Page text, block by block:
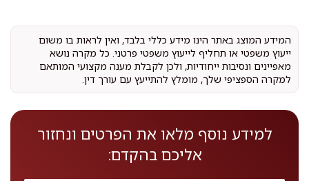
המידע המוצג באתר הינו מידע כללי בלבד, ואין לראות בו משום
ייעוץ משפטי או תחליף לייעוץ משפטי פרטני. כל מקרה נושא
מאפיינים ונסיבות ייחודיות, ולכן לקבלת מענה מקצועי המותאם
למקרה הספציפי שלך, מומלץ להתייעץ עם עורך דין.
למידע נוסף מלאו את הפרטים ונחזור
אליכם בהקדם: